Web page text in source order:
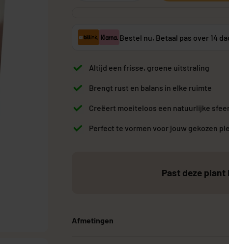
Bestel nu, Betaal pas over 14
Altijd een frisse, groene uitstraling
Brengt rust en balans in elke ruimte
Creëert moeiteloos een natuurlijke
Perfect te vormen voor jouw gekozen
Past deze plant
Afmetingen